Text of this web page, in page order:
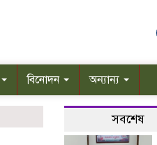
বিনোদন অন্যান্য
সবশেষ